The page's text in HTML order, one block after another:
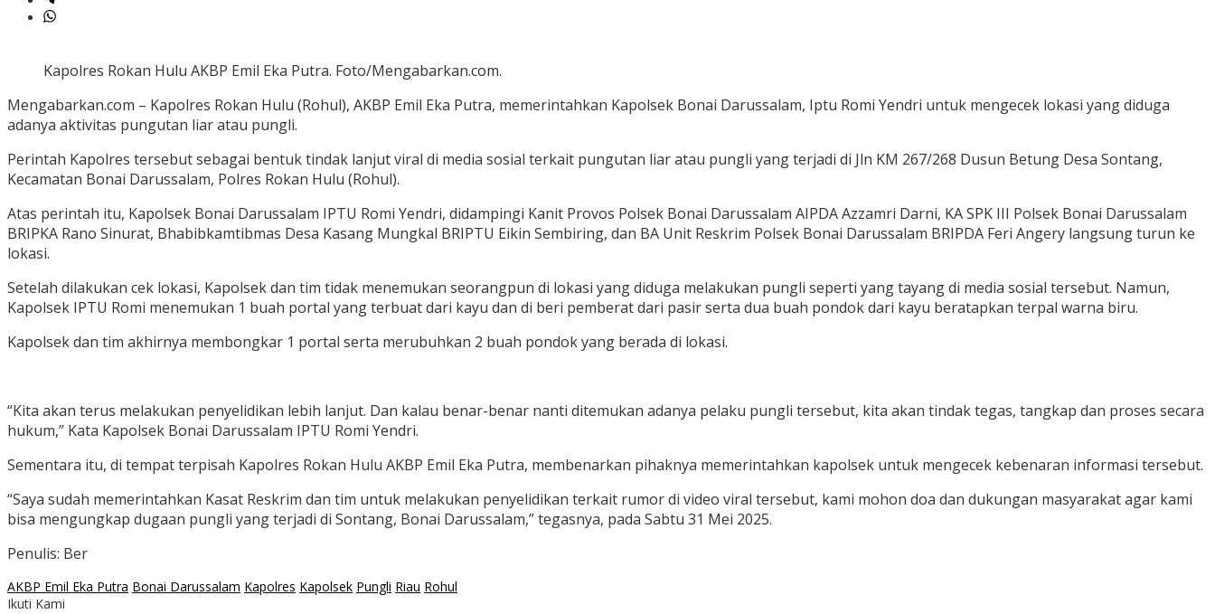
Kapolres Rokan Hulu AKBP Emil Eka Putra. Foto/Mengabarkan.com.
Mengabarkan.com – Kapolres Rokan Hulu (Rohul), AKBP Emil Eka Putra, memerintahkan Kapolsek Bonai Darussalam, Iptu Romi Yendri untuk mengecek lokasi yang diduga
adanya aktivitas pungutan liar atau pungli.
Perintah Kapolres tersebut sebagai bentuk tindak lanjut viral di media sosial terkait pungutan liar atau pungli yang terjadi di Jln KM 267/268 Dusun Betung Desa Sontang,
Kecamatan Bonai Darussalam, Polres Rokan Hulu (Rohul).
Atas perintah itu, Kapolsek Bonai Darussalam IPTU Romi Yendri, didampingi ⁠Kanit Provos Polsek Bonai Darussalam AIPDA Azzamri Darni, KA SPK III Polsek Bonai Darussalam
BRIPKA Rano Sinurat, Bhabibkamtibmas Desa Kasang Mungkal BRIPTU Eikin Sembiring, dan BA Unit Reskrim Polsek Bonai Darussalam BRIPDA Feri Angery langsung turun ke
lokasi.
Setelah dilakukan cek lokasi, Kapolsek dan tim tidak menemukan seorangpun di lokasi yang diduga melakukan pungli seperti yang tayang di media sosial tersebut. Namun,
Kapolsek IPTU Romi menemukan 1 buah portal yang terbuat dari kayu dan di beri pemberat dari pasir serta dua buah pondok dari kayu beratapkan terpal warna biru.
Kapolsek dan tim akhirnya membongkar 1 portal serta merubuhkan 2 buah pondok yang berada di lokasi.
“Kita akan terus melakukan penyelidikan lebih lanjut. Dan kalau benar-benar nanti ditemukan adanya pelaku pungli tersebut, kita akan tindak tegas, tangkap dan proses secara
hukum,” Kata Kapolsek Bonai Darussalam IPTU Romi Yendri.
Sementara itu, di tempat terpisah Kapolres Rokan Hulu AKBP Emil Eka Putra, membenarkan pihaknya memerintahkan kapolsek untuk mengecek kebenaran informasi tersebut.
“Saya sudah memerintahkan Kasat Reskrim dan tim untuk melakukan penyelidikan terkait rumor di video viral tersebut, kami mohon doa dan dukungan masyarakat agar kami
bisa mengungkap dugaan pungli yang terjadi di Sontang, Bonai Darussalam,” tegasnya, pada Sabtu 31 Mei 2025.
Penulis: Ber
AKBP Emil Eka Putra Bonai Darussalam Kapolres Kapolsek Pungli Riau Rohul
Ikuti Kami